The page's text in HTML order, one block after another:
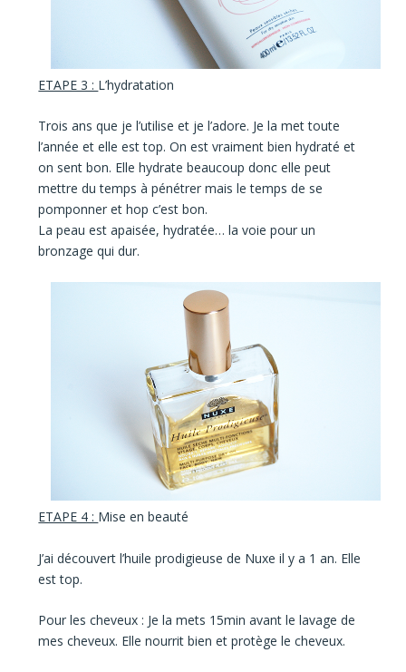
ETAPE 3 : L’hydratation
Trois ans que je l’utilise et je l’adore. Je la met toute
l’année et elle est top. On est vraiment bien hydraté et
on sent bon. Elle hydrate beaucoup donc elle peut
mettre du temps à pénétrer mais le temps de se
pomponner et hop c’est bon.
La peau estapaisée, hydratée… la voie pourun
bronzage qui dur.
ETAPE 4 : Mise en beauté
J’ai découvertl’huile prodigieuse de Nuxe il y a 1 an. Elle
est top.
Pour les cheveux : Je la mets 15min avant le lavage de
mes cheveux. Elle nourrit bien et protège le cheveux.